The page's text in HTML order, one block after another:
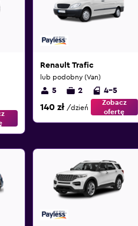
Renault Trafic
lub podobny (Van)
5 2 4-5
140 zł /dzień
Zobacz
ofertę